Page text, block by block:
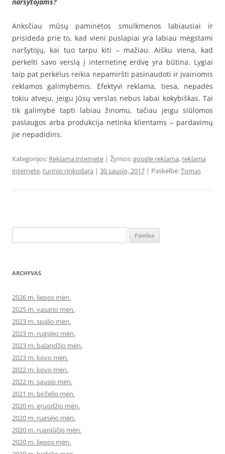
Anksčiau mūsų paminėtos smulkmenos labiausiai ir
prisideda prie to, kad vieni puslapiai yra labiau mėgstami
naršytojų, kai tuo tarpu kiti – mažiau. Aišku viena, kad
perkelti savo verslą į internetinę erdvę yra būtina. Lygiai
taip pat perkėlus reikia nepamiršti pasinaudoti ir įvairiomis
reklamos galimybėmis. Efektyvi reklama, tiesa, nepadės
tokiu atveju, jeigu Jūsų verslas nebus labai kokybiškas. Tai
tik galimybė tapti labiau žinomu, tačiau jeigu siūlomos
paslaugos arba produkcija netinka klientams – pardavimų
jie nepadidins.
Kategorijos: Reklama internete | Žymos:google reklama, reklama
internete,turinio rinkodara | 30 sausio, 2017 | Paskelbė:Tomas
ARCHYVAS
2026 m. liepos mėn.
2025 m. vasario mėn.
2023 m. spalio mėn.
2023 m. rugsėjo mėn.
2023 m. balandžio mėn.
2023 m. kovo mėn.
2022 m. kovo mėn.
2022 m. sausio mėn.
2021 m. birželio mėn.
2020 m. gruodžio mėn.
2020 m. rugsėjo mėn.
2020 m. rugpjūčio mėn.
2020 m. liepos mėn.